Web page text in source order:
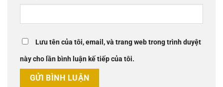
Lưu tên của tôi, email, và trang web trong trình duyệt
này cho lần bình luận kế tiếp của tôi.